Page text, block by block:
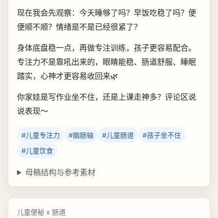
现在我会先观察：今天睡够了吗？早饭吃稳了吗？便
便顺不顺？情绪是不是已经很紧了？
身体底盘稳一点，再做专注训练，孩子更容易配合。
专注力不是靠吼出来的，眼睛能稳、肠道舒服、睡眠
踏实，心神才更容易收回来🌿
你家娃是写作业坐不住，还是上课走神多？评论区说
说表现～
#儿童专注力 #脑肠轴 #儿童肠道
#孩子坐不住
#儿童饮食
母稿结构与参考素材
儿童便秘 x 肠道